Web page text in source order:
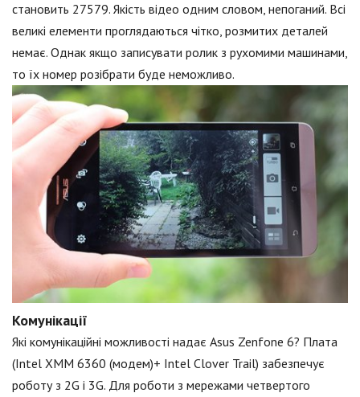
становить 27579. Якість відео одним словом, непоганий. Всі
великі елементи проглядаються чітко, розмитих деталей
немає. Однак якщо записувати ролик з рухомими машинами,
то їх номер розібрати буде неможливо.
Комунікації
Які комунікаційні можливості надає Asus Zenfone 6? Плата
(Intel XMM 6360 (модем)+ Intel Clover Trail) забезпечує
роботу з 2G і 3G. Для роботи з мережами четвертого